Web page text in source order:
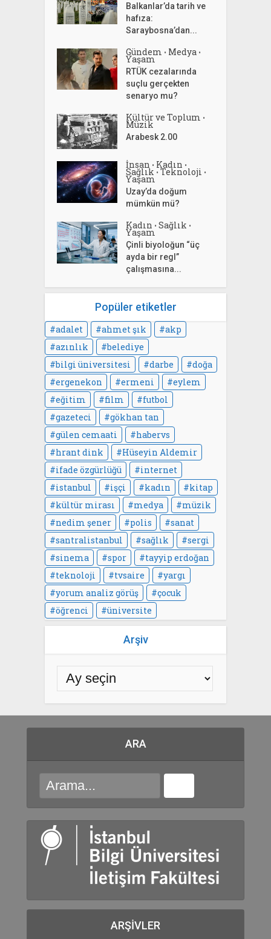
Balkanlar’da tarih ve
hafıza:
Saraybosna’dan...
Gündem • Medya •
Yaşam
RTÜK cezalarında
suçlu gerçekten
senaryo mu?
Kültür ve Toplum •
Müzik
Arabesk 2.00
İnsan • Kadın •
Sağlık • Teknoloji •
Yaşam
Uzay’da doğum
mümkün mü?
Kadın • Sağlık •
Yaşam
Çinli biyoloğun “üç
ayda bir regl”
çalışmasına...
Popüler etiketler
adalet ahmet şık
akp
azınlık
belediye
bilgi üniversitesi
darbe
doğa
ergenekon
ermeni
eylem
eğitim
film
futbol
gazeteci
gökhan tan
gülen cemaati
habervs
hrant dink
Hüseyin Aldemir
ifade özgürlüğü
internet
istanbul
işçi kadın
kitap
kültür mirası
medya
müzik
nedim şener
polis
sanat
santralistanbul
sağlık
sergi
sinema
spor
tayyip erdoğan
teknoloji
tvsaire
yargı
yorum analiz görüş
çocuk
öğrenci
üniversite
Arşiv
ARA
ARŞIVLER